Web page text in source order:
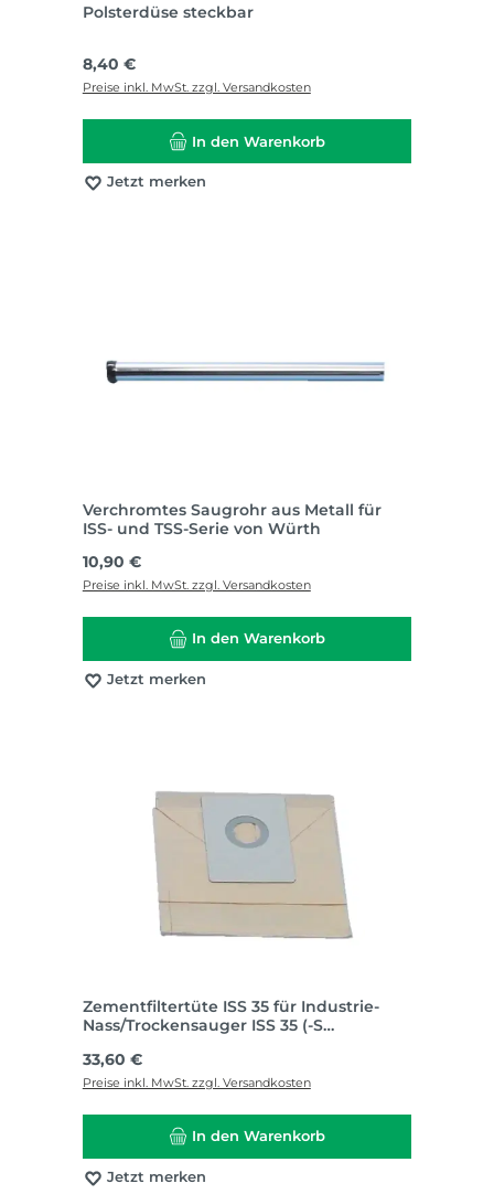
Polsterdüse steckbar
Regulärer Preis:
8,40 €
Preise inkl. MwSt. zzgl. Versandkosten
In den Warenkorb
Jetzt merken
Verchromtes Saugrohr aus Metall für
ISS- und TSS-Serie von Würth
Regulärer Preis:
10,90 €
Preise inkl. MwSt. zzgl. Versandkosten
In den Warenkorb
Jetzt merken
Zementfiltertüte ISS 35 für Industrie-
Nass/Trockensauger ISS 35 (-S
Regulärer Preis:
33,60 €
Preise inkl. MwSt. zzgl. Versandkosten
In den Warenkorb
Jetzt merken